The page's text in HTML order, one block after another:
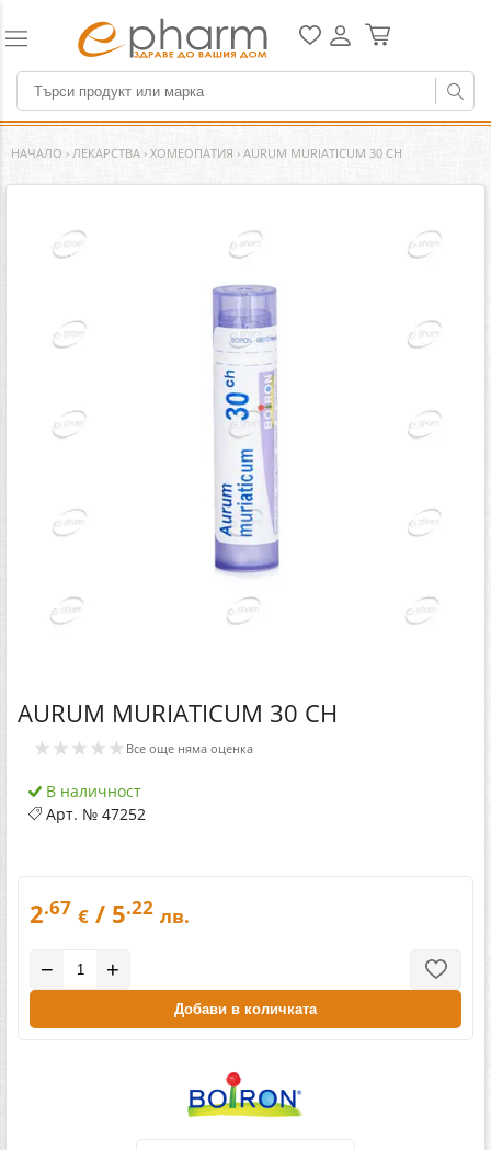
НАЧАЛО › ЛЕКАРСТВА › ХОМЕОПАТИЯ › AURUM MURIATICUM 30 CH
AURUM MURIATICUM 30 CH
★★★★★ Все още няма оценка
В наличност
Арт. № 47252
2.67 € / 5.22 лв.
− +
Добави в количката